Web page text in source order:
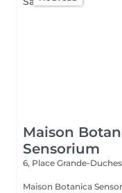
Maison
Sensorium
6, Place Grande-
Maison Botanica Sensorium Maison Botanica